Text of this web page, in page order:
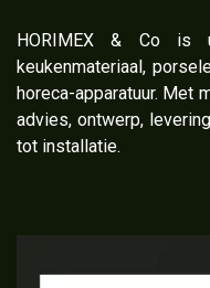
​HORIMEX & Co is
keukenmateriaal,
horeca-apparatuur. Met
advies, ontwerp,
tot installatie.